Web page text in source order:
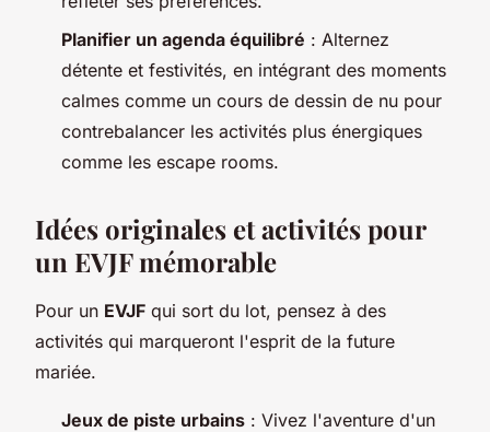
Planifier un agenda équilibré : Alternez
détente et festivités, en intégrant des moments
calmes comme un cours de dessin de nu pour
contrebalancer les activités plus énergiques
comme les escape rooms.
Idées originales et activités pour
un EVJF mémorable
Pour un EVJF qui sort du lot, pensez à des
activités qui marqueront l'esprit de la future
mariée.
Jeux de piste urbains : Vivez l'aventure d'un